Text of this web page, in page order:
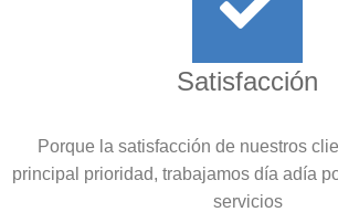
Satisfacción
Porque la satisfacción de nuestros
principal prioridad, trabajamos día adía
servicios